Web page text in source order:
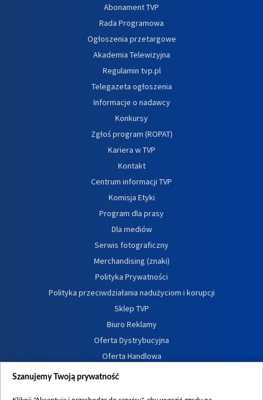
Abonament TVP
Rada Programowa
Ogłoszenia przetargowe
Akademia Telewizyjna
Regulamin tvp.pl
Telegazeta ogłoszenia
Informacje o nadawcy
Konkursy
Zgłoś program (ROPAT)
Kariera w TVP
Kontakt
Centrum informacji TVP
Komisja Etyki
Program dla prasy
Dla mediów
Serwis fotograficzny
Merchandising (znaki)
Polityka Prywatności
Polityka przeciwdziałania nadużyciom i korupcji
Sklep TVP
Biuro Reklamy
Oferta Dystrybucyjna
Oferta Handlowa
Dostępność
Szanujemy Twoją prywatność